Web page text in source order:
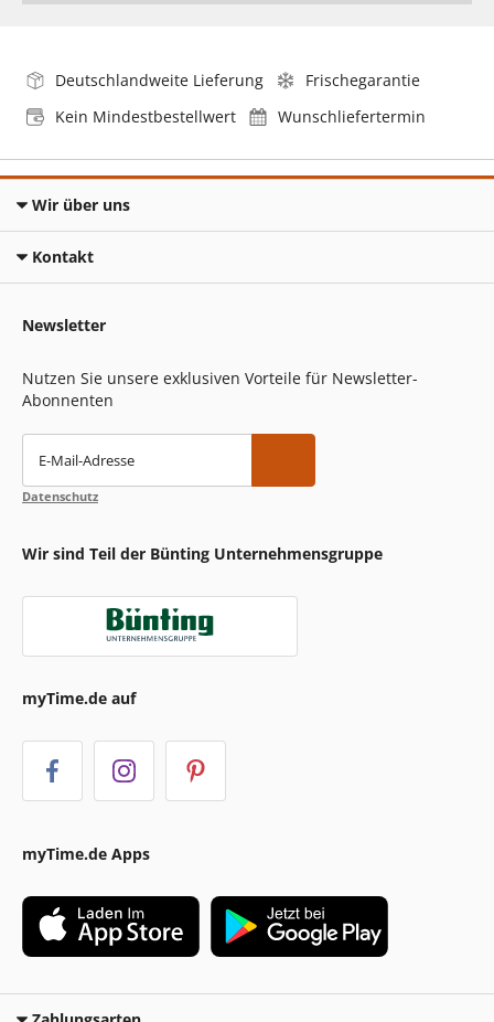
Deutschlandweite Lieferung
Frischegarantie
Kein Mindestbestellwert
Wunschliefertermin
Wir über uns
Kontakt
Newsletter
Nutzen Sie unsere exklusiven Vorteile für Newsletter-
Abonnenten
E-Mail-Adresse
Datenschutz
Wir sind Teil der Bünting Unternehmensgruppe
myTime.de auf
myTime.de Apps